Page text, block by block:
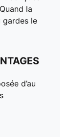
la
gardes le
d’au